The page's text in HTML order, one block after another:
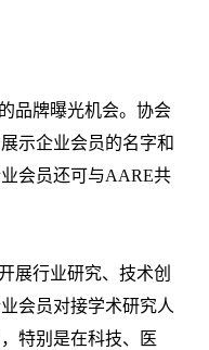
品牌曝光机会。协会
示企业会员的名字和
会员还可与AARE共
展行业研究、技术创
会员对接学术研究人
特别是在科技、医